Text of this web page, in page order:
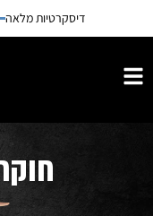
דיסקרטיות מלאה